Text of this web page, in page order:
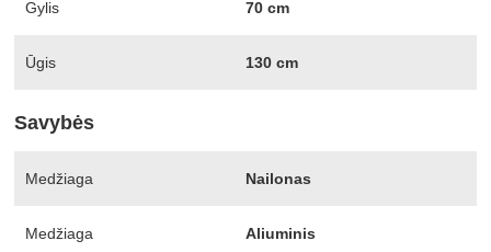
Gylis 70 cm
Ūgis 130 cm
Savybės
Medžiaga Nailonas
Medžiaga Aliuminis